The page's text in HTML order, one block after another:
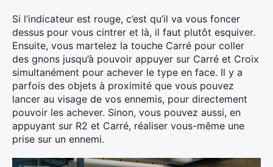
Si l’indicateur est rouge, c’est qu’il va vous foncer
dessus pour vous cintrer et là, il faut plutôt esquiver.
Ensuite, vous martelez la touche Carré pour coller
des gnons jusqu’à pouvoir appuyer sur Carré et Croix
simultanément pour achever le type en face. Il y a
parfois des objets à proximité que vous pouvez
lancer au visage de vos ennemis, pour directement
pouvoir les achever. Sinon, vous pouvez aussi, en
appuyant sur R2 et Carré, réaliser vous-même une
prise sur un ennemi.